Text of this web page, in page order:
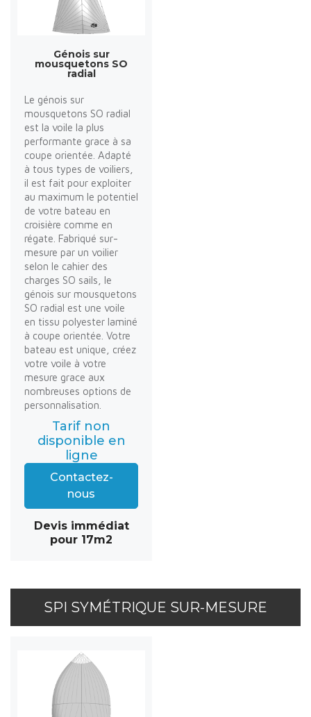
Génois sur
mousquetons SO
radial
Le génois sur
mousquetons SO radial
est la voile la plus
performante grace à sa
coupe orientée. Adapté
à tous types de voiliers,
il est fait pour exploiter
au maximum le potentiel
de votre bateau en
croisière comme en
régate. Fabriqué sur-
mesure par un voilier
selon le cahier des
charges SO sails, le
génois sur mousquetons
SO radial est une voile
en tissu polyester laminé
à coupe orientée. Votre
bateau est unique, créez
votre voile à votre
mesure grace aux
nombreuses options de
personnalisation.
Tarif non
disponible en
ligne
Contactez-
nous
Devis immédiat
pour 17m2
SPI SYMÉTRIQUE SUR-MESURE